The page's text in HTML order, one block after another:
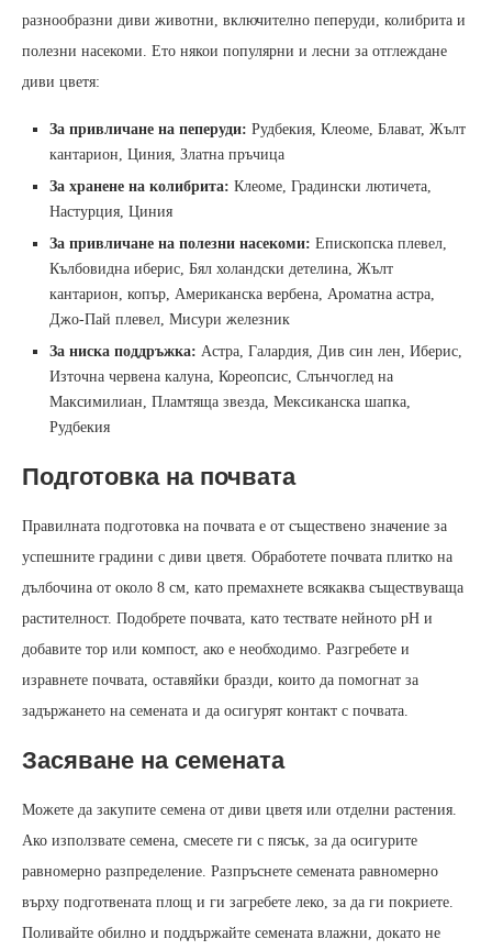
разнообразни диви животни, включително пеперуди, колибрита и
полезни насекоми. Ето някои популярни и лесни за отглеждане
диви цветя:
За привличане на пеперуди: Рудбекия, Клеоме, Блават, Жълт
кантарион, Циния, Златна пръчица
За хранене на колибрита: Клеоме, Градински лютичета,
Настурция, Циния
За привличане на полезни насекоми: Епископска плевел,
Кълбовидна иберис, Бял холандски детелина, Жълт
кантарион, копър, Американска вербена, Ароматна астра,
Джо-Пай плевел, Мисури железник
За ниска поддръжка: Астра, Галардия, Див син лен, Иберис,
Източна червена калуна, Кореопсис, Слънчоглед на
Максимилиан, Пламтяща звезда, Мексиканска шапка,
Рудбекия
Подготовка на почвата
Правилната подготовка на почвата е от съществено значение за
успешните градини с диви цветя. Обработете почвата плитко на
дълбочина от около 8 см, като премахнете всякаква съществуваща
растителност. Подобрете почвата, като тествате нейното pH и
добавите тор или компост, ако е необходимо. Разгребете и
изравнете почвата, оставяйки бразди, които да помогнат за
задържането на семената и да осигурят контакт с почвата.
Засяване на семената
Можете да закупите семена от диви цветя или отделни растения.
Ако използвате семена, смесете ги с пясък, за да осигурите
равномерно разпределение. Разпръснете семената равномерно
върху подготвената площ и ги загребете леко, за да ги покриете.
Поливайте обилно и поддържайте семената влажни, докато не